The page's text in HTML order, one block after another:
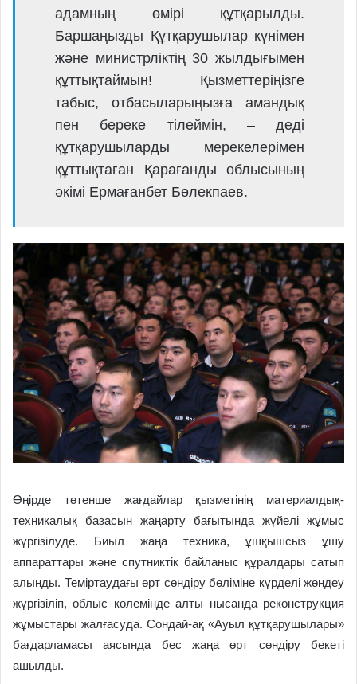
адамның өмірі құтқарылды.
Баршаңызды Құтқарушылар күнімен
және министрліктің 30 жылдығымен
құттықтаймын! Қызметтеріңізге
табыс, отбасыларыңызға амандық
пен береке тілеймін, – деді
құтқарушыларды мерекелерімен
құттықтаған Қарағанды облысының
әкімі Ермағанбет Бөлекпаев.
Өңірде төтенше жағдайлар қызметінің материалдық-
техникалық базасын жаңарту бағытында жүйелі жұмыс
жүргізілуде. Биыл жаңа техника, ұшқышсыз ұшу
аппараттары және спутниктік байланыс құралдары сатып
алынды. Теміртаудағы өрт сөндіру бөліміне күрделі жөндеу
жүргізіліп, облыс көлемінде алты нысанда реконструкция
жұмыстары жалғасуда. Сондай-ақ «Ауыл құтқарушылары»
бағдарламасы аясында бес жаңа өрт сөндіру бекеті
ашылды.